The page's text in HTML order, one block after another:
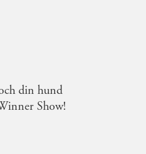
din hund
Show!